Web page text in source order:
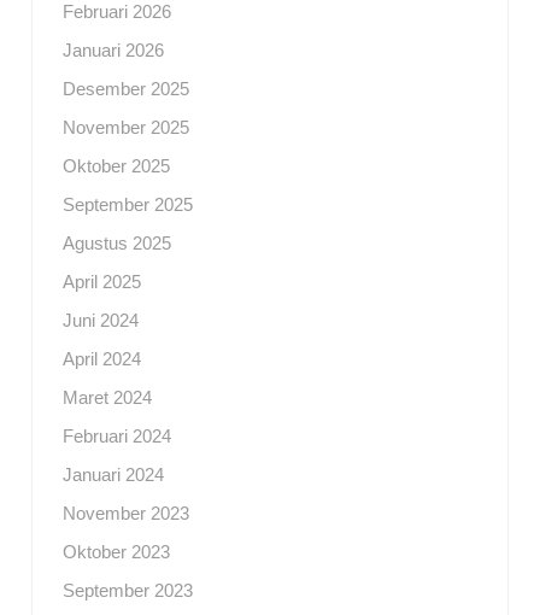
Februari 2026
Januari 2026
Desember 2025
November 2025
Oktober 2025
September 2025
Agustus 2025
April 2025
Juni 2024
April 2024
Maret 2024
Februari 2024
Januari 2024
November 2023
Oktober 2023
September 2023